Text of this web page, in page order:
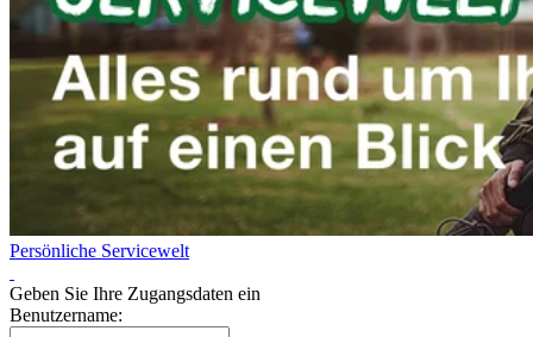
Persönliche Servicewelt
Geben Sie Ihre Zugangsdaten ein
Benutzername: